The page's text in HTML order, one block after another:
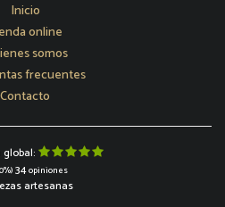
Inicio
online
somos
frecuentes
Contacto
34opiniones
artesanas